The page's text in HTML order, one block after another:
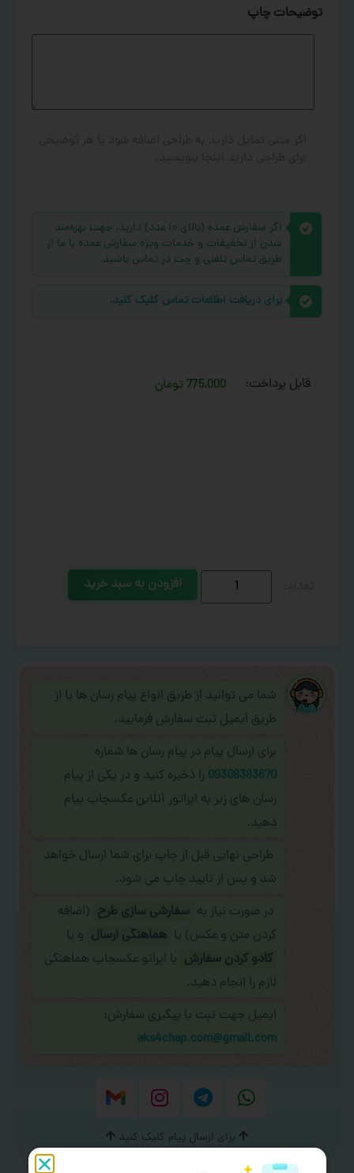
توضیحات چاپ
اگر سفارش عمده (بالای ۱۰ عدد) دارید، جهت بهره‌مند
شدن از تخفیفات و خدمات ویژه سفارش عمده با ما از
طریق تماس تلفنی و چت در تماس باشید.
برای دریافت اطلاعات تماس کلیک کنید.
قابل پرداخت: 775,000 تومان
افزودن به سبد خرید
شما می توانید از طریق انواع پیام رسان ها یا از
طریق ایمیل ثبت سفارش فرمایید.
برای ارسال پیام در پیام رسان ها شماره
09308383670 را ذخیره کنید و در یکی از پیام
رسان های زیر به اپراتور آنلاین عکسچاپ پیام
دهید.
طراحی نهایی قبل از چاپ برای شما ارسال خواهد
شد و پس از تایید چاپ می شود.
در صورت نیاز به سفارشی سازی طرح (اضافه
کردن متن و عکس) یا هماهنگی ارسال و یا
کادو کردن سفارش با اپراتو عکسچاپ هماهنگی
لازم را انجام دهید.
ایمیل جهت ثبت یا پیگیری سفارش:
aks4chap.com@gmail.com
برای ارسال پیام کلیک کنید